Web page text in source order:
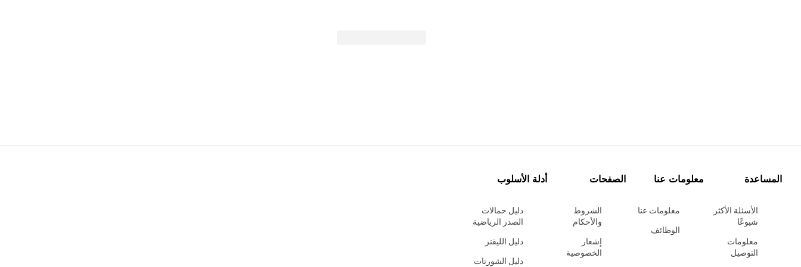
المساعدة
الأسئلة الأكثر
شيوعًا
معلومات
التوصيل
معلومات عنا
معلومات عنا
الوظائف
الصفحات
الشروط
والأحكام
إشعار
الخصوصية
أدلة الأسلوب
دليل حمالات
الصدر الرياضية
دليل الليقنز
دليل الشورتات